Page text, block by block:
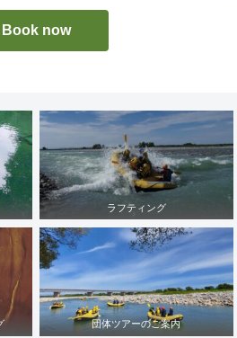
Book now
ラフティング
団体ツアーのご案内